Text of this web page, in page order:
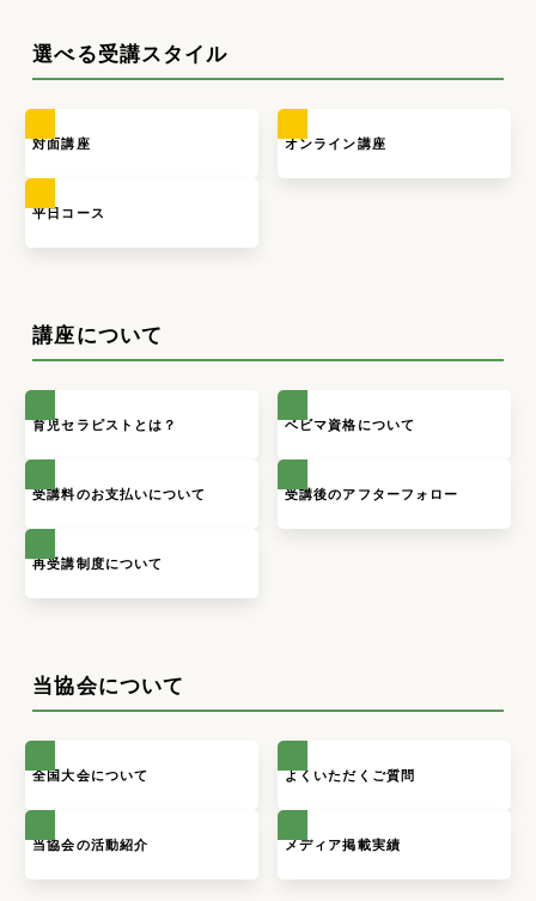
選べる受講スタイル
対面講座 オンライン講座
平日コース
講座について
育児セラピストとは？ ベビマ資格について
受講料のお支払いについて 受講後のアフターフォロー
再受講制度について
当協会について
全国大会について よくいただくご質問
当協会の活動紹介 メディア掲載実績